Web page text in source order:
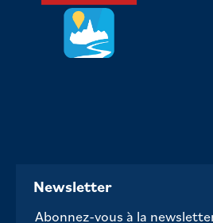
Newsletter
Abonnez-vous à la